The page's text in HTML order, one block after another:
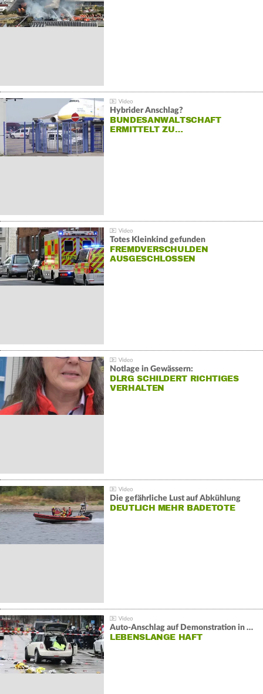
Hybrider Anschlag?
BUNDESANWALTSCHAFT
ERMITTELT ZU…
Totes Kleinkind gefunden
FREMDVERSCHULDEN
AUSGESCHLOSSEN
Notlage in Gewässern:
DLRG SCHILDERT RICHTIGES
VERHALTEN
Die gefährliche Lust auf Abkühlung
DEUTLICH MEHR BADETOTE
Auto-Anschlag auf Demonstration in München:
LEBENSLANGE HAFT